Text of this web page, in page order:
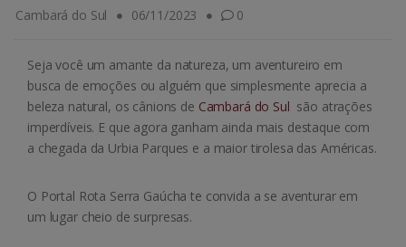
Cambará do Sul 06/11/2023 0
Seja você um amante da natureza, um aventureiro em
busca de emoções ou alguém que simplesmente aprecia a
beleza natural, os cânions de Cambará do Sul são atrações
imperdíveis. E que agora ganham ainda mais destaque com
a chegada da Urbia Parques e a maior tirolesa das Américas.
O Portal Rota Serra Gaúcha te convida a se aventurar em
um lugar cheio de surpresas.